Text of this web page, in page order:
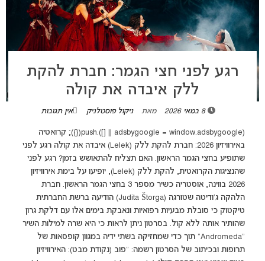
רגע לפני חצי הגמר: חברת להקת
ללק איבדה את קולה
8 במאי 2026 מאת ניקול פוסטלניק אין תגובות
(adsbygoogle = window.adsbygoogle || []).push({}); קרואטיה
באירוויזיון 2026: חברת להקת ללק (Lelek) איבדה את קולה רגע לפני
שתופיע בחצי הגמר הראשון. האם תצליח להתאושש בזמן? רגע לפני
שהנציגות הקרואטית, להקת ללק (Lelek), יופיעו על בימת אירוויזיון
2026 בווינה, אוסטריה כשיר מספר 3 בחצי הגמר הראשון. חברת
הלהקה ג'ודיטה שטורגה (Judita Štorga) הודיעה ברשת החברתית
טיקטוק כי סובלת מבעיות רפואיות ונאבקת בימים אלו עם דלקת גרון
שהותיר אותה ללא קול. בסרטון ניתן לראות כי היא שרה למילות השיר
"Andromeda" תוך כדי שמחזיקה בשתי ידיה במגוון קופסאות של
תרופות ובכיתוב של הסרטון רשמה: "פוב (נקודת מבט): האירוויזיון